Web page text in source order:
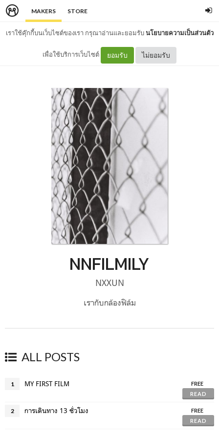
MAKERS STORE
เราใช้คุ๊กกี้บนเว็บไซต์ของเรา กรุณาอ่านและยอมรับนโยบายความเป็นส่วนตัว
เพื่อใช้บริการเว็บไซต์ ยอมรับ ไม่ยอมรับ
NNFILMILY
NXXUN
เรากับกล้องฟิล์ม
ALL POSTS
1 MY FIRST FILM
FREE
READ
2 การเดินทาง 13 ชั่วโมง
FREE
READ